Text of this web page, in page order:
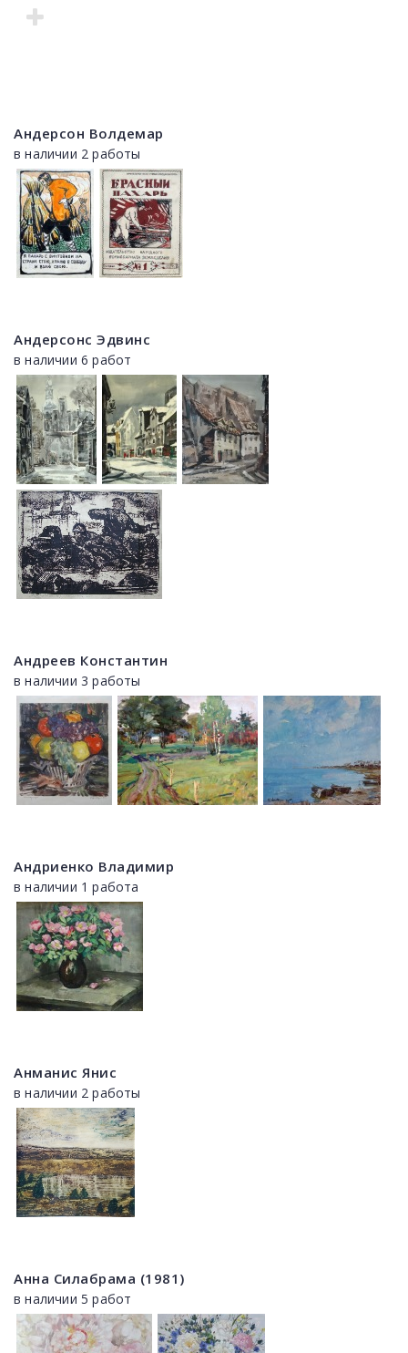
Андерсон Волдемар
в наличии 2 работы
Андерсонс Эдвинс
в наличии 6 работ
Андреев Константин
в наличии 3 работы
Андриенко Владимир
в наличии 1 работа
Анманис Янис
в наличии 2 работы
Анна Силабрама (1981)
в наличии 5 работ